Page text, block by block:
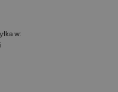
w:
płatności